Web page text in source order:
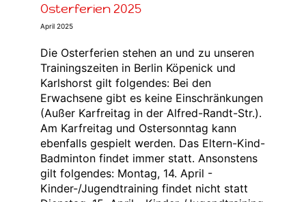
Osterferien 2025
April 2025
Die Osterferien stehen an und zu unseren
Trainingszeiten in Berlin Köpenick und
Karlshorst gilt folgendes: Bei den
Erwachsene gibt es keine Einschränkungen
(Außer Karfreitag in der Alfred-Randt-Str.).
Am Karfreitag und Ostersonntag kann
ebenfalls gespielt werden. Das Eltern-Kind-
Badminton findet immer statt. Ansonstens
gilt folgendes: Montag, 14. April -
Kinder-/Jugendtraining findet nicht statt